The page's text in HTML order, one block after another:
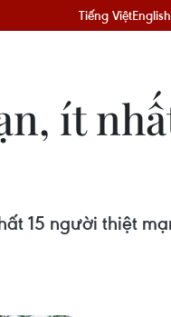
Tiếng ViệtEnglish
ít
15 người thiệt